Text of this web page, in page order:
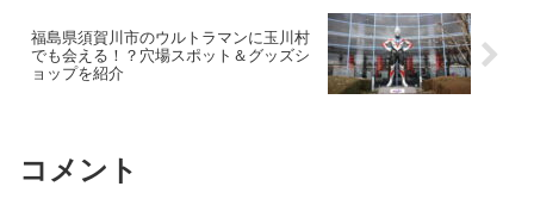
福島県須賀川市のウルトラマンに玉川村
でも会える！？穴場スポット＆グッズシ
ョップを紹介
コメント